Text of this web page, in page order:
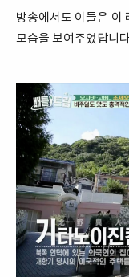
방송에서도 이들은 이
모습을 보여주었답니